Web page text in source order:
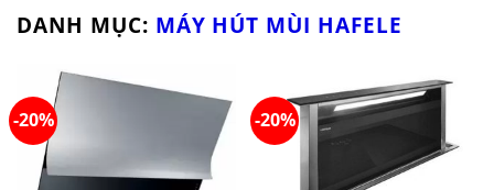
DANH MỤC: MÁY HÚT MÙI HAFELE
-20% -20%